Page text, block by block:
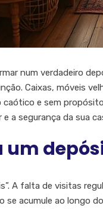
num verdadeiro
Caixas, móveis
e sem
a segurança da sua
um
A falta de visitas
acumule ao longo